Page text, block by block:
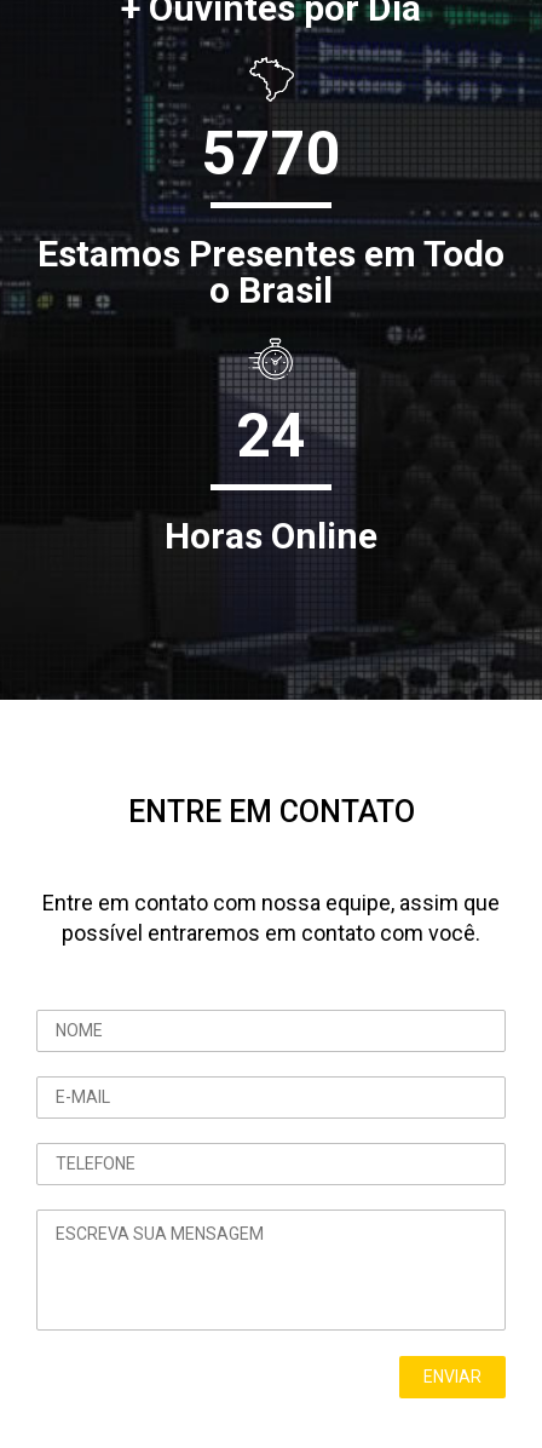
5770
Estamos Presentes em Todo
o Brasil
24
Horas Online
ENTRE EM CONTATO
Entre em contato com nossa equipe, assim que
possível entraremos em contato com você.